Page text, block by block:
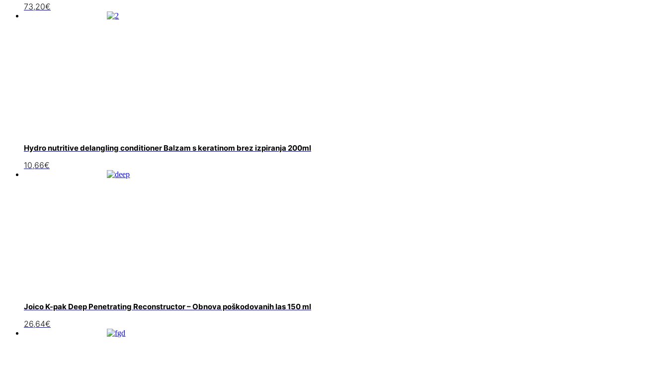
73,20€
Hydro nutritive delangling conditioner Balzam s keratinom brez izpiranja 200ml
10,66€
Joico K-pak Deep Penetrating Reconstructor – Obnova poškodovanih las 150 ml
26,64€